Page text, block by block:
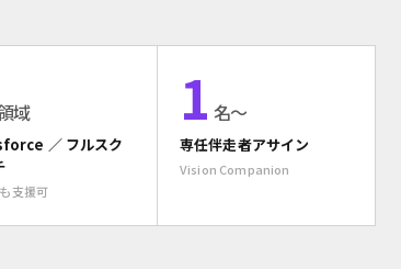
域
／ フルスク
支援可
1 名〜
専任伴走者アサイン
Vision Companion